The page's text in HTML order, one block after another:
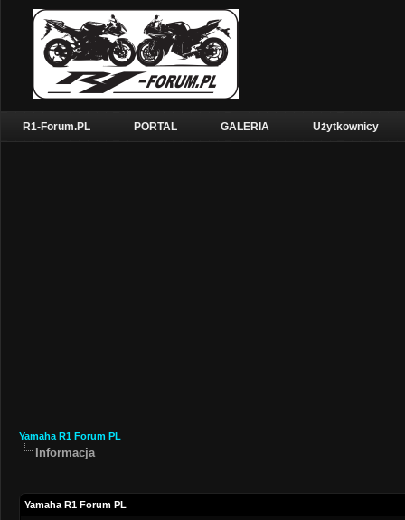
R1-Forum.PL PORTAL GALERIA Użytkownicy
Yamaha R1 Forum PL
Informacja
Yamaha R1 Forum PL